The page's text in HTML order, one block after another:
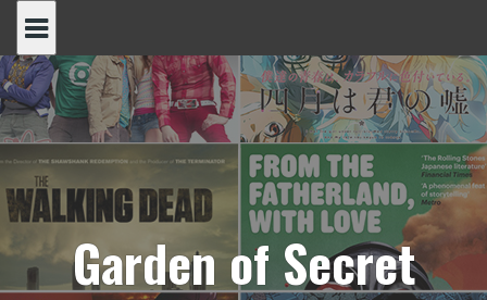
content
Garden of Secret